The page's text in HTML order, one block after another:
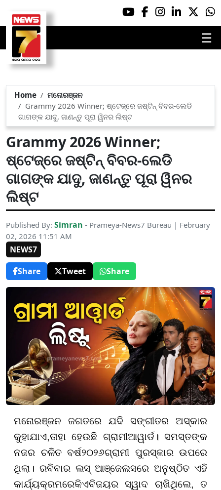
☰
Home
ମନୋରଞ୍ଜନ
Grammy 2026 Winner; ଷ୍ଟେଜ୍‌ରେ ଜଷ୍ଟିନ୍ ବିବର-ଲେଡି
ଗାଗଙ୍କ ଯାଦୁ, ଜାଣନ୍ତୁ ପୂରା ୱିନର ଲିଷ୍ଟ
Grammy 2026 Winner;
ଷ୍ଟେଜ୍‌ରେ ଜଷ୍ଟିନ୍ ବିବର-ଲେଡି
ଗାଗଙ୍କ ଯାଦୁ, ଜାଣନ୍ତୁ ପୂରା ୱିନର
ଲିଷ୍ଟ
Published By: Simran - Prameya-News7 Bureau | February
02, 2026 11:51 AM
NEWS7
Share
Tweet Share
ମନୋରଞ୍ଜନ ଜଗତରେ ଯଦି ସଙ୍ଗୀତର ଅସ୍କାର
କୁହାଯାଏ,ତାହା ହେଉଛି ଗ୍ରାମୀଆୱାର୍ଡ । ସମସ୍ତଙ୍କ
ନଜର ଚଳିତ ବର୍ଷ୨୦୨୬ଗ୍ରାମୀ ପୁରସ୍କାର ଉପରେ
ଥିଲା। ରବିବାର ଲସ୍ ଆଞ୍ଜେଲସରେ ଅନୁଷ୍ଠିତ ଏହି
କାର୍ଯ୍ୟକ୍ରମରେକିଏବିଜୟର ସ୍ୱାଦ ଚାଖିଥିଲେ, ତ